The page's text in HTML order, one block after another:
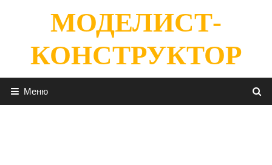
содержимомуМОДЕЛИСТ-
КОНСТРУКТОР
Меню